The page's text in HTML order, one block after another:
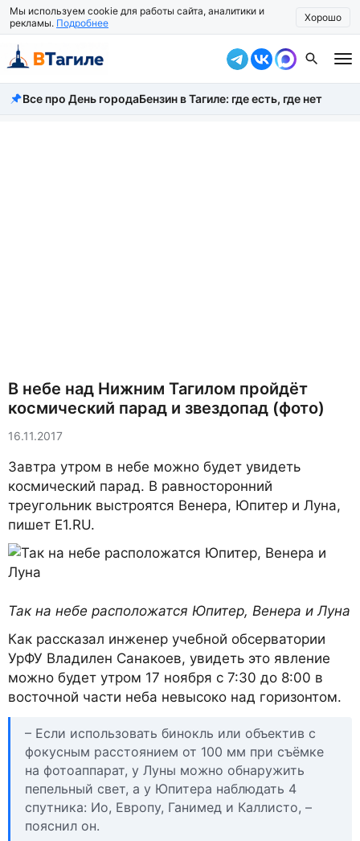
Мы используем cookie для работы сайта, аналитики и
рекламы. Подробнее Хорошо
Все новости
Все про День городаБензин в Тагиле: где есть, где нет
В небе над Нижним Тагилом пройдёт
космический парад и звездопад (фото)
16.11.2017
Завтра утром в небе можно будет увидеть
космический парад. В равносторонний
треугольник выстроятся Венера, Юпитер и Луна,
пишет E1.RU.
Так на небе расположатся Юпитер, Венера и Луна
Как рассказал инженер учебной обсерватории
УрФУ Владилен Санакоев, увидеть это явление
можно будет утром 17 ноября с 7:30 до 8:00 в
восточной части неба невысоко над горизонтом.
– Если использовать бинокль или объектив с
фокусным расстоянием от 100 мм при съёмке
на фотоаппарат, у Луны можно обнаружить
пепельный свет, а у Юпитера наблюдать 4
спутника: Ио, Европу, Ганимед и Каллисто, –
пояснил он.